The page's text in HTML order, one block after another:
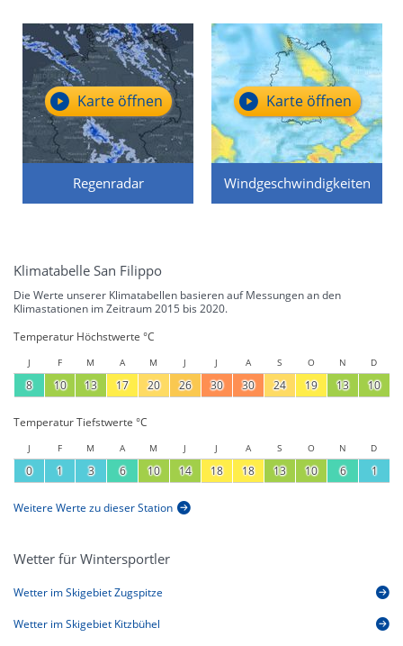
Regenradar
Karte öffnen
Windgeschwindigkeiten
Karte öffnen
Klimatabelle San Filippo
Die Werte unserer Klimatabellen basieren auf Messungen an den
Klimastationen im Zeitraum 2015 bis 2020.
Temperatur Höchstwerte °C
J F M A M J J A S O N D
8 10 13 17 20 26 30 30 24 19 13 10
Temperatur Tiefstwerte °C
J F M A M J J A S O N D
0 1 3 6 10 14 18 18 13 10 6 1
Weitere Werte zu dieser Station
Wetter für Wintersportler
Wetter im Skigebiet Zugspitze
Wetter im Skigebiet Kitzbühel